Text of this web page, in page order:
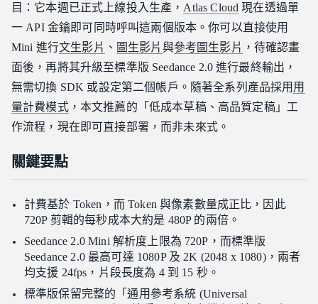
關於 Seedance 2.0 Mini 與標準版的總結
目：它本週已正式上線投入生產， Atlas Cloud 現在透過單
一 API 金鑰即可同時呼叫這兩個版本。你可以直接使用
Mini 進行文生影片 、 圖生影片 與參考圖生影片 ，待確認畫
面後，再將其升級至標準版 Seedance 2.0 進行最終輸出，
無需切換 SDK 或設定第二個帳戶。隨著全系列產品採用 用
量計費模式，本文推薦的「低成本草稿、高品質定稿」工
作流程，現在即可直接部署，而非未來式。
關鍵要點
計費基於 Token，而 Token 與像素數量成正比，因此
720P 剪輯的每秒成本大約是 480P 的兩倍。
Seedance 2.0 Mini 解析度上限為 720P，而標準版
Seedance 2.0 最高可達 1080P 及 2K (2048 x 1080)，兩者
均支援 24fps，片段長度為 4 到 15 秒。
標準版保留完整的「通用參考系統 (Universal